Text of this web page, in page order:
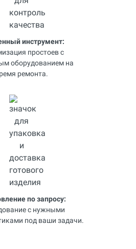
инструмент:
простоев с
оборудованием на
ремонта.
по запросу:
с нужными
под ваши задачи.